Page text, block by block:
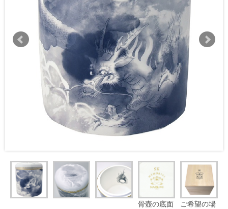
骨壺の底面
ご希望の場